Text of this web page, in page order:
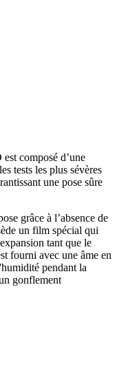
est composé d’une
tests les plus sévères
une pose sûre
grâce à l’absence de
un film spécial qui
tant que le
fourni avec une âme en
pendant la
gonflement